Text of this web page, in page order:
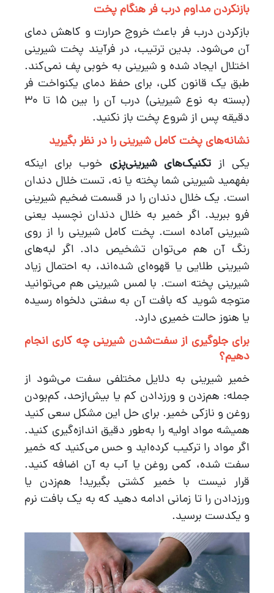
بازنکردن مداوم درب فر هنگام پخت
بازکردن درب فر باعث خروج حرارت و کاهش دمای
آن می‌شود. بدین ترتیب، در فرآیند پخت شیرینی
اختلال ایجاد شده و شیرینی به خوبی پف نمی‌کند.
طبق یک قانون کلی، برای حفظ دمای یکنواخت فر
(بسته به نوع شیرینی) درب آن را بین 15 تا 30
دقیقه پس از شروع پخت باز نکنید.
نشانه‌های پخت کامل شیرینی را در نظر بگیرید
یکی از تکنیک‌های شیرینی‌پزی خوب برای اینکه
بفهمید شیرینی شما پخته یا نه، تست خلال دندان
است. یک خلال دندان را در قسمت ضخیم شیرینی
فرو ببرید. اگر خمیر به خلال دندان نچسبد یعنی
شیرینی آماده است. پخت کامل شیرینی را از روی
رنگ آن هم می‌توان تشخیص داد. اگر لبه‌های
شیرینی طلایی یا قهوه‌ای شده‌اند، به احتمال زیاد
شیرینی پخته است. با لمس شیرینی هم می‌توانید
متوجه شوید که بافت آن به سفتی دلخواه رسیده
یا هنوز حالت خمیری دارد.
برای جلوگیری از سفت‌شدن شیرینی چه کاری انجام
دهیم؟
خمیر شیرینی به دلایل مختلفی سفت می‌شود از
جمله: هم‌زدن و ورزدادن کم یا بیش‌ازحد، کم‌بودن
روغن و نازکی خمیر. برای حل این مشکل سعی کنید
همیشه مواد اولیه را به‌طور دقیق اندازه‌گیری کنید.
اگر مواد را ترکیب کرده‌اید و حس می‌کنید که خمیر
سفت شده، کمی روغن یا آب به آن اضافه کنید.
قرار نیست با خمیر کشتی بگیرید! هم‌زدن یا
ورزدادن را تا زمانی ادامه دهید که به یک بافت نرم
و یکدست برسید.